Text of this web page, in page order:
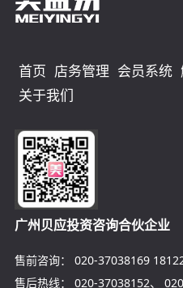
首页 店务管理 会员系统
关于我们
广州贝应投资咨询合伙企业
售前咨询： 020-37038169
售后热线：
020-37038152、